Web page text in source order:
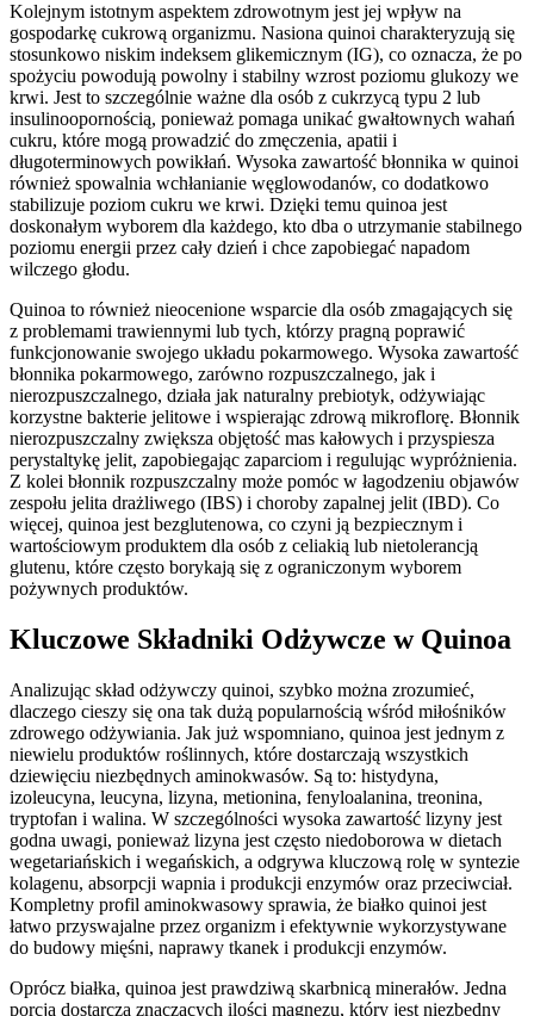
Kolejnym istotnym aspektem zdrowotnym jest jej wpływ na
gospodarkę cukrową organizmu. Nasiona quinoi charakteryzują się
stosunkowo niskim indeksem glikemicznym (IG), co oznacza, że po
spożyciu powodują powolny i stabilny wzrost poziomu glukozy we
krwi. Jest to szczególnie ważne dla osób z cukrzycą typu 2 lub
insulinoopornością, ponieważ pomaga unikać gwałtownych wahań
cukru, które mogą prowadzić do zmęczenia, apatii i
długoterminowych powikłań. Wysoka zawartość błonnika w quinoi
również spowalnia wchłanianie węglowodanów, co dodatkowo
stabilizuje poziom cukru we krwi. Dzięki temu quinoa jest
doskonałym wyborem dla każdego, kto dba o utrzymanie stabilnego
poziomu energii przez cały dzień i chce zapobiegać napadom
wilczego głodu.
Quinoa to również nieocenione wsparcie dla osób zmagających się
z problemami trawiennymi lub tych, którzy pragną poprawić
funkcjonowanie swojego układu pokarmowego. Wysoka zawartość
błonnika pokarmowego, zarówno rozpuszczalnego, jak i
nierozpuszczalnego, działa jak naturalny prebiotyk, odżywiając
korzystne bakterie jelitowe i wspierając zdrową mikroflorę. Błonnik
nierozpuszczalny zwiększa objętość mas kałowych i przyspiesza
perystaltykę jelit, zapobiegając zaparciom i regulując wypróżnienia.
Z kolei błonnik rozpuszczalny może pomóc w łagodzeniu objawów
zespołu jelita drażliwego (IBS) i choroby zapalnej jelit (IBD). Co
więcej, quinoa jest bezglutenowa, co czyni ją bezpiecznym i
wartościowym produktem dla osób z celiakią lub nietolerancją
glutenu, które często borykają się z ograniczonym wyborem
pożywnych produktów.
Kluczowe Składniki Odżywcze w Quinoa
Analizując skład odżywczy quinoi, szybko można zrozumieć,
dlaczego cieszy się ona tak dużą popularnością wśród miłośników
zdrowego odżywiania. Jak już wspomniano, quinoa jest jednym z
niewielu produktów roślinnych, które dostarczają wszystkich
dziewięciu niezbędnych aminokwasów. Są to: histydyna,
izoleucyna, leucyna, lizyna, metionina, fenyloalanina, treonina,
tryptofan i walina. W szczególności wysoka zawartość lizyny jest
godna uwagi, ponieważ lizyna jest często niedoborowa w dietach
wegetariańskich i wegańskich, a odgrywa kluczową rolę w syntezie
kolagenu, absorpcji wapnia i produkcji enzymów oraz przeciwciał.
Kompletny profil aminokwasowy sprawia, że białko quinoi jest
łatwo przyswajalne przez organizm i efektywnie wykorzystywane
do budowy mięśni, naprawy tkanek i produkcji enzymów.
Oprócz białka, quinoa jest prawdziwą skarbnicą minerałów. Jedna
porcja dostarcza znaczących ilości magnezu, który jest niezbędny